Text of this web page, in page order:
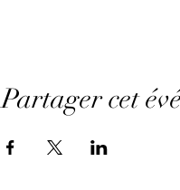
Partager cet